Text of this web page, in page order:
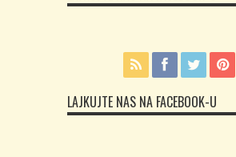
LAJKUJTE NAS NA FACEBOOK-U